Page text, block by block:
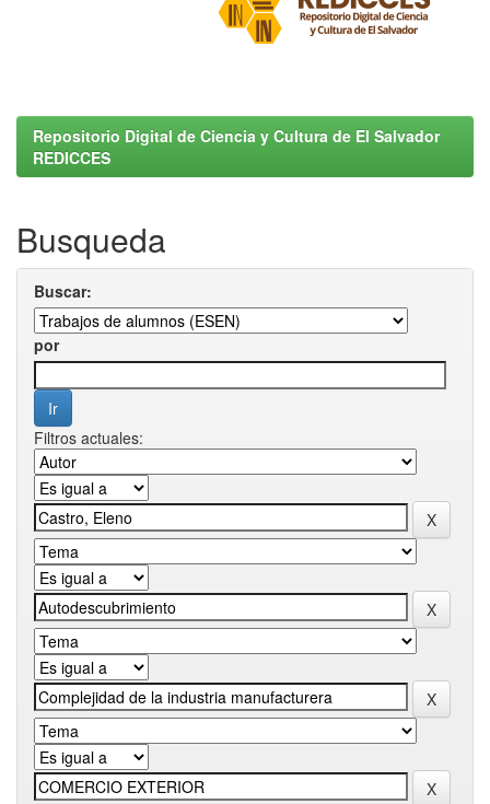
Repositorio Digital de Ciencia y Cultura de El Salvador
REDICCES
Busqueda
Buscar:
por
Filtros actuales: